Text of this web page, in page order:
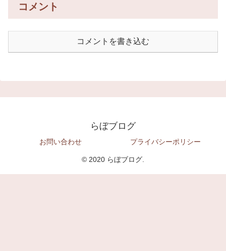
コメント
コメントを書き込む
らぼブログ
お問い合わせ プライバシーポリシー
© 2020 らぼブログ.